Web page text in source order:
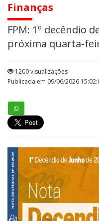
Finanças
FPM: 1º decêndio
próxima quarta-
1200 visualizações
Publicada em 09/06/2026